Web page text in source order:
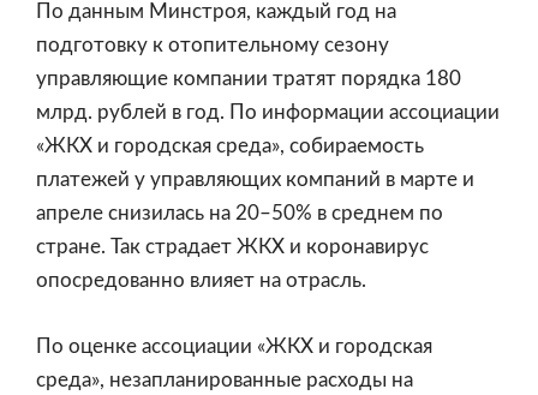
По данным Минстроя, каждый год на
подготовку к отопительному сезону
управляющие компании тратят порядка 180
млрд. рублей в год. По информации ассоциации
«ЖКХ и городская среда», собираемость
платежей у управляющих компаний в марте и
апреле снизилась на 20–50% в среднем по
стране. Так страдает ЖКХ и коронавирус
опосредованно влияет на отрасль.
По оценке ассоциации «ЖКХ и городская
среда», незапланированные расходы на